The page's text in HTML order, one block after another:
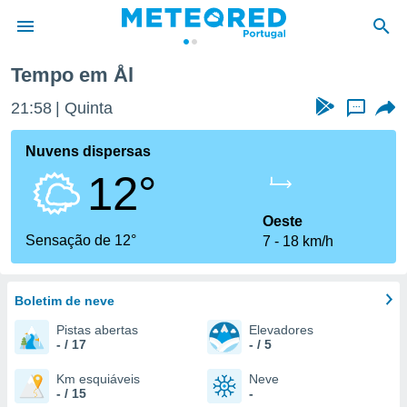
da
foi
fornecidas
a este
das
e
forma
digital
Tempo em Ål
21:58 Quinta ...
Nuvens dispersas
12°
Sensação de 12°
Oeste
7
18 km/h
Boletim de neve
Pistas abertas
- / 17
Elevadores
- / 5
Km esquiáveis
- / 15
Neve
-